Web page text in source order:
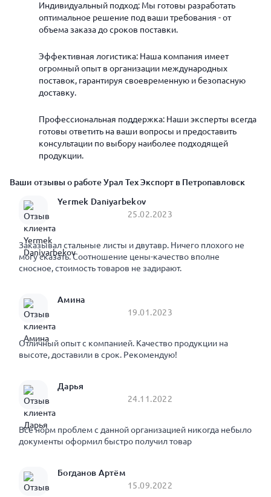
Индивидуальный подход: Мы готовы разработать
оптимальное решение под ваши требования - от
объема заказа до сроков поставки.
Эффективная логистика: Наша компания имеет
огромный опыт в организации международных
поставок, гарантируя своевременную и безопасную
доставку.
Профессиональная поддержка: Наши эксперты всегда
готовы ответить на ваши вопросы и предоставить
консультации по выбору наиболее подходящей
продукции.
Ваши отзывы о работе Урал Тех Экспорт в Петропавловск
Yermek Daniyarbekov
25.02.2023
Заказывал стальные листы и двутавр. Ничего плохого не
могу сказать. Соотношение цены-качество вполне
сносное, стоимость товаров не задирают.
Амина
19.01.2023
Отличный опыт с компанией. Качество продукции на
высоте, доставили в срок. Рекомендую!
Дарья
24.11.2022
Все норм проблем с данной организацией никогда небыло
документы оформил быстро получил товар
Богданов Артём
15.09.2022